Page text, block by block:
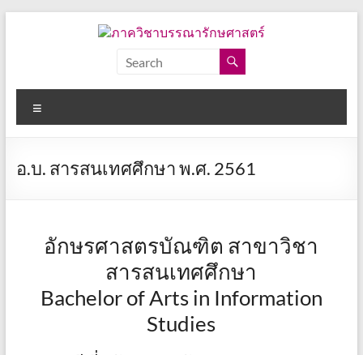
วิชา
บรรณารักษศาสตร์
อักษร
อ.บ. สารสนเทศศึกษา พ.ศ. 2561
อักษรศาสตรบัณฑิต สาขาวิชา
สารสนเทศศึกษา
Bachelor of Arts in Information
Studies